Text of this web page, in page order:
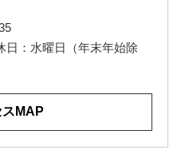
：水曜日（年末年始除
スMAP